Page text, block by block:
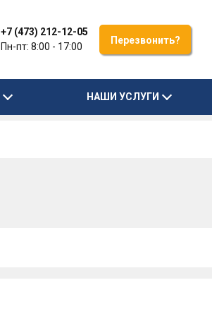
+7 (473) 212-12-05
Пн-пт: 8:00 - 17:00
Перезвонить?
НАШИ УСЛУГИ